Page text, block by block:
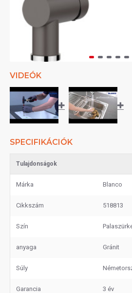
VIDEÓK
SPECIFIKÁCIÓK
Tulajdonságok
Márka Blanco
Cikkszám 518813
Szín
anyaga Gránit
Súly
Garancia 3 év